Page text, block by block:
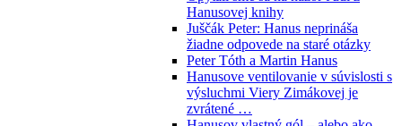
Hanusovej knihy
Juščák Peter: Hanus neprináša
žiadne odpovede na staré otázky
Peter Tóth a Martin Hanus
Hanusove ventilovanie v súvislosti s
výsluchmi Viery Zimákovej je
zvrátené …